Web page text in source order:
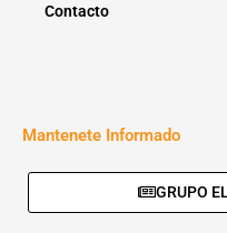
Contacto
Mantenete Informado
GRUPO